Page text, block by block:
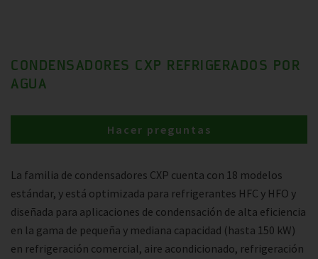
CONDENSADORES CXP REFRIGERADOS POR
AGUA
La familia de condensadores CXP cuenta con 18 modelos
estándar, y está optimizada para refrigerantes HFC y HFO y
diseñada para aplicaciones de condensación de alta eficiencia
en la gama de pequeña y mediana capacidad (hasta 150 kW)
en refrigeración comercial, aire acondicionado, refrigeración
Hacer preguntas